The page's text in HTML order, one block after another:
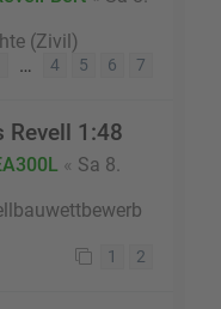
(Zivil)
… 4 5 6 7
Revell 1:48
« Sa 8.
1 2